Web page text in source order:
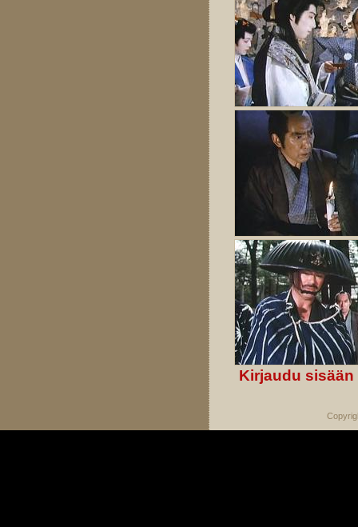
Kirjaudu sisään